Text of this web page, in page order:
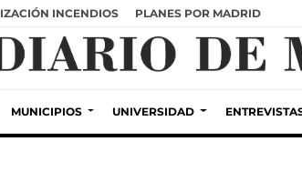
INCENDIOS PLANES POR MADRID
MUNICIPIOS UNIVERSIDAD